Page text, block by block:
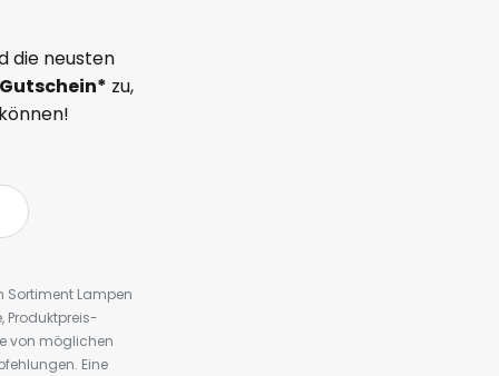
die neusten
zu,
Sortiment Lampen
Produktpreis-
von möglichen
Eine